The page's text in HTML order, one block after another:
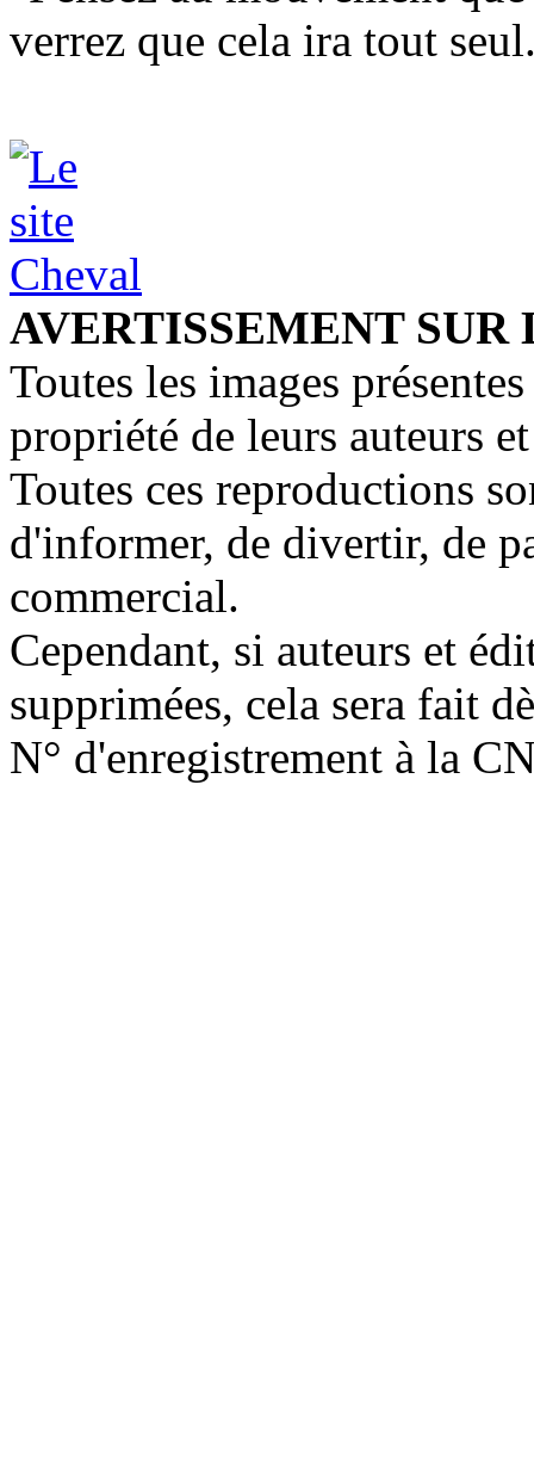
verrez que cela ira tout
AVERTISSEMENT
Toutes les images
propriété de leurs auteurs
Toutes ces reproductions
d'informer, de divertir, de
commercial.
Cependant, si auteurs et
supprimées, cela sera fait
N° d'enregistrement à la